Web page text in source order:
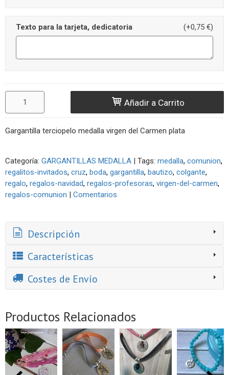
Texto para la tarjeta, dedicatoria (+0,75 €)
Añadir a Carrito
Gargantilla terciopelo medalla virgen del Carmen plata
Categoría: GARGANTILLAS MEDALLA | Tags: medalla comunion
regalitos-invitados cruz boda gargantilla bautizo colgante
regalo regalos-navidad regalos-profesoras virgen-del-carmen
regalos-comunion | Comentarios
Descripción
Características
Costes de Envío
Productos Relacionados